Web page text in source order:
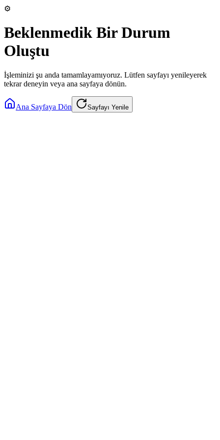
⚙️
Beklenmedik Bir Durum
Oluştu
İşleminizi şu anda tamamlayamıyoruz. Lütfen sayfayı yenileyerek
tekrar deneyin veya ana sayfaya dönün.
Ana Sayfaya Dön Sayfayı Yenile